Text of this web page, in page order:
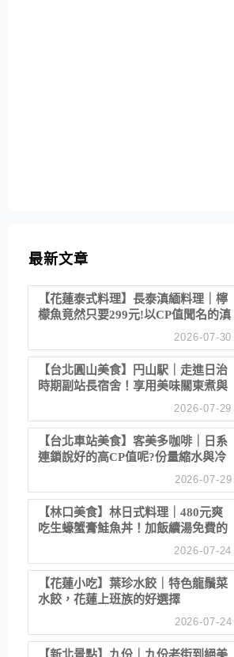
最新文章
【花蓮泰式料理】長泰滇緬料理｜檸
檬魚竟然只要299元!以CP值聞名的滇
2026-07-30
【台北圓山美食】円山駅｜走進日治
時期副站長宿舍！享用美味關東煮與
2026-07-29
【台北車站美食】客美多咖啡｜日系
連鎖說好的高CP值呢?份量縮水與冷
2026-07-29
【林口美食】林日式料理｜480元爽
吃生蠔蟹膏鮭魚丼！加飯續湯免費的
2026-07-24
【花蓮小吃】葉珍水餃｜特色龍鬚菜
水餃，花蓮上班族的好選擇
2026-07-24